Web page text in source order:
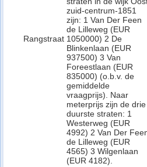
Rangstraat
zuid-centrum-1851
zijn: 1 Van Der Feen
de Lilleweg (EUR
1050000) 2 De
Blinkenlaan (EUR
937500) 3 Van
Foreestlaan (EUR
835000) (o.b.v. de
gemiddelde
vraagprijs). Naar
meterprijs zijn de drie
duurste straten: 1
Westerweg (EUR
4992) 2 Van Der
de Lilleweg (EUR
4565) 3 Wilgenlaan
(EUR 4182).